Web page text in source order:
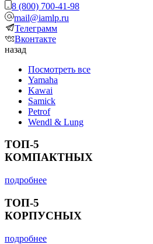
8 (800) 700-41-98
mail@iamlp.ru
Телеграмм
Вконтакте
назад
Посмотреть все
Yamaha
Kawai
Samick
Petrof
Wendl & Lung
ТОП-5
КОМПАКТНЫХ
подробнее
ТОП-5
КОРПУСНЫХ
подробнее